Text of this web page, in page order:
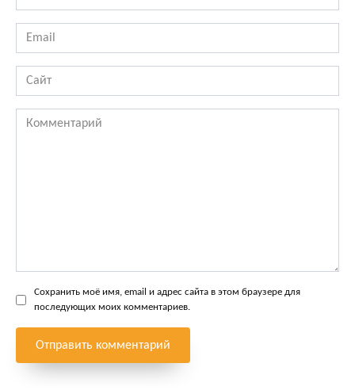
*
Email
*
Сайт
Комментарий
Сохранить моё имя, email и адрес сайта в этом браузере для
последующих моих комментариев.